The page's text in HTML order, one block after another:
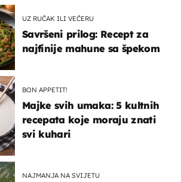
UZ RUČAK ILI VEČERU
Savršeni prilog: Recept za
najfinije mahune sa špekom
BON APPETIT!
Majke svih umaka: 5 kultnih
recepata koje moraju znati
svi kuhari
NAJMANJA NA SVIJETU